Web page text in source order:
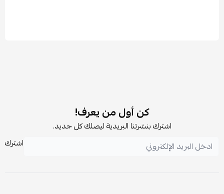
كن أول من يعرف!
اشترك بنشرتنا البريدية ليصلك كل جديد.
اشترك